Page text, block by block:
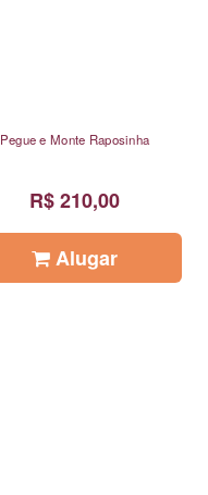
Pegue e Monte Raposinha
R$ 210,00
Alugar